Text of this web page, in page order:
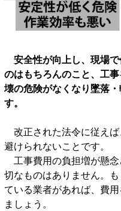
安全性が向上し、現場
のはもちろんのこと、工
壊の危険がなくなり墜落
す。
改正された法令に従えば
避けられないことです。
工事費用の負担増が懸念
切なものはありません。
ている業者があれば、費
ましょう。